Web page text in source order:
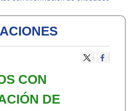
CON
DE